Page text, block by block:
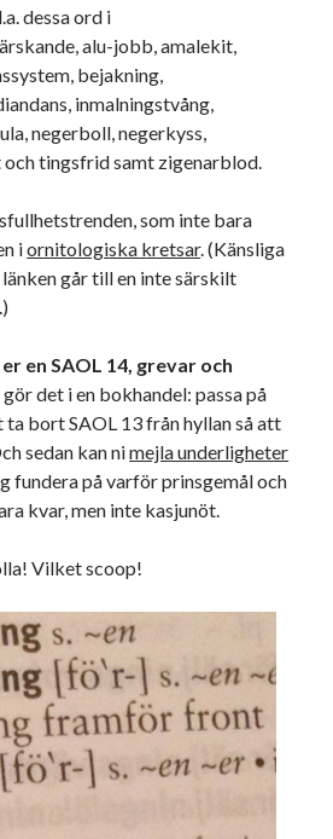
dessa ord i
alu-jobb, amalekit,
bejakning,
inmalningstvång,
negerboll, negerkyss,
och tingsfrid samt zigenarblod.
som inte bara
iornitologiska kretsar. (Känsliga
går till en inte särskilt
en SAOL 14, grevar och
det i en bokhandel: passa på
bort SAOL 13 från hyllan så att
sedan kan nimejla underligheter
fundera på varför prinsgemål och
kvar, men inte kasjunöt.
Vilket scoop!